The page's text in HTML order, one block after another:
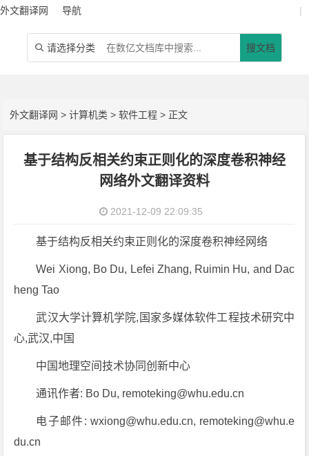
外文翻译网 导航 |
 请选择分类 搜文档
外文翻译网 >计算机类 >软件工程 > 正文
基于结构反相关约束正则化的深度卷积神经
网络外文翻译资料
2021-12-09 22:09:35
基于结构反相关约束正则化的深度卷积神经网络
Wei Xiong, Bo Du, Lefei Zhang, Ruimin Hu, and Dac
heng Tao
武汉大学计算机学院,国家多媒体软件工程技术研究中
心,武汉,中国
中国地理空间技术协同创新中心
通讯作者: Bo Du, remoteking@whu.edu.cn
电子邮件: wxiong@whu.edu.cn, remoteking@whu.e
du.cn